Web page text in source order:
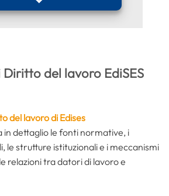
del lavoro EdiSES
del lavoro di Edises
in dettaglio le fonti normative, i
le strutture istituzionali e i meccanismi
relazioni tra datori di lavoro e